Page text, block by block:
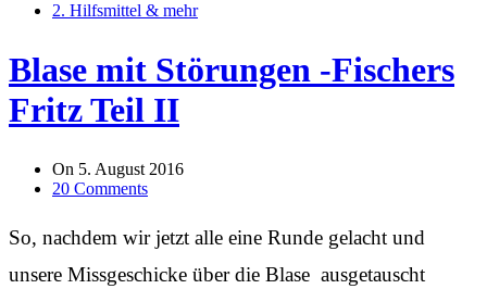
2. Hilfsmittel & mehr
Blase mit Störungen -Fischers
Fritz Teil II
On 5. August 2016
20 Comments
So, nachdem wir jetzt alle eine Runde gelacht und
unsere Missgeschicke über die Blase ausgetauscht